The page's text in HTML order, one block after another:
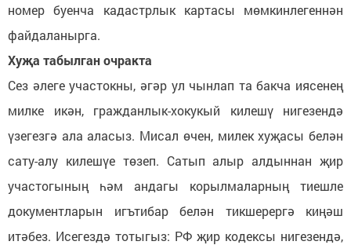
номер буенча кадастрлык картасы мөмкинлегеннән
файдаланырга.
Хуҗа табылган очракта
Сез әлеге участокны, әгәр ул чынлап та бакча иясенең
милке икән, гражданлык-хокукый килешү нигезендә
үзегезгә ала аласыз. Мисал өчен, милек хуҗасы белән
сату-алу килешүе төзеп. Сатып алыр алдыннан җир
участогының һәм андагы корылмаларның тиешле
документларын игътибар белән тикшерергә киңәш
итәбез. Исегездә тотыгыз: РФ җир кодексы нигезендә,